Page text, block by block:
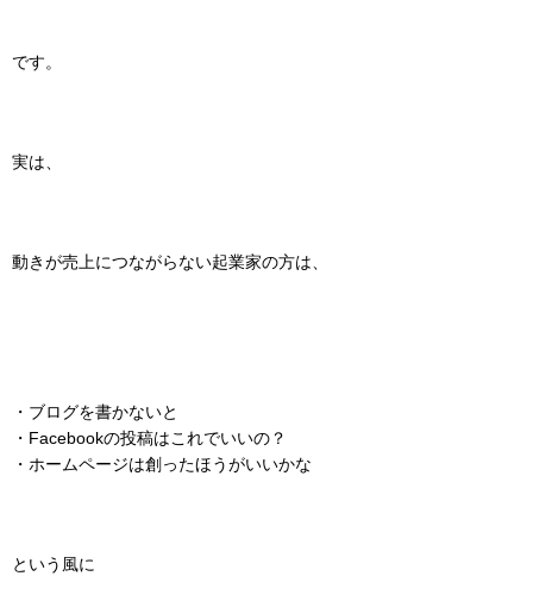
です。
実は、
動きが売上につながらない起業家の方は、
・ブログを書かないと
・Facebookの投稿はこれでいいの？
・ホームページは創ったほうがいいかな
という風に